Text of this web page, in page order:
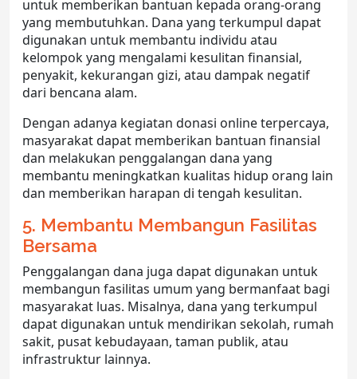
untuk memberikan bantuan kepada orang-orang
yang membutuhkan. Dana yang terkumpul dapat
digunakan untuk membantu individu atau
kelompok yang mengalami kesulitan finansial,
penyakit, kekurangan gizi, atau dampak negatif
dari bencana alam.
Dengan adanya kegiatan donasi online terpercaya,
masyarakat dapat memberikan bantuan finansial
dan melakukan penggalangan dana yang
membantu meningkatkan kualitas hidup orang lain
dan memberikan harapan di tengah kesulitan.
5. Membantu Membangun Fasilitas
Bersama
Penggalangan dana juga dapat digunakan untuk
membangun fasilitas umum yang bermanfaat bagi
masyarakat luas. Misalnya, dana yang terkumpul
dapat digunakan untuk mendirikan sekolah, rumah
sakit, pusat kebudayaan, taman publik, atau
infrastruktur lainnya.